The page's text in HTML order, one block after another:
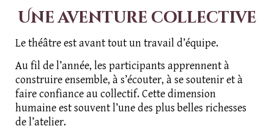
Une aventure collective
Le théâtre est avant tout un travail d’équipe.
Au fil de l’année, les participants apprennent à
construire ensemble, à s’écouter, à se soutenir et à
faire confiance au collectif. Cette dimension
humaine est souvent l’une des plus belles richesses
de l’atelier.